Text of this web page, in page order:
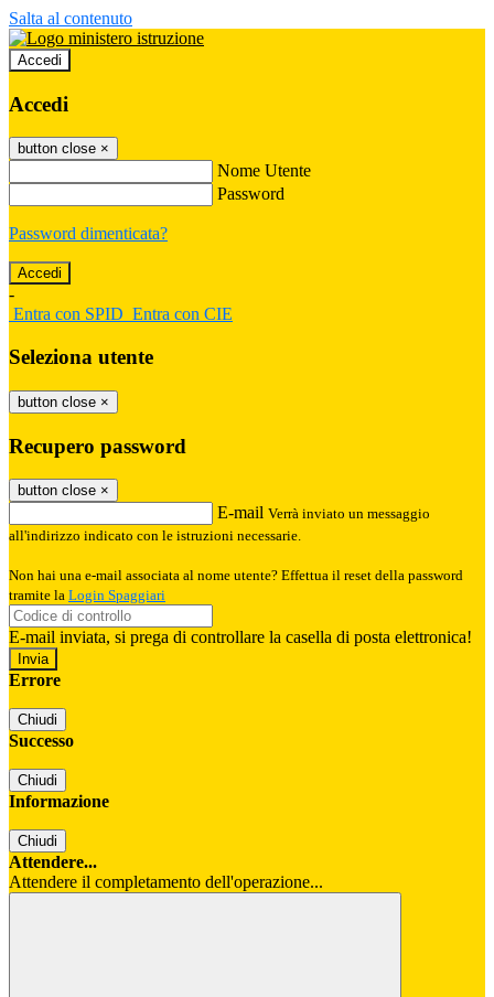
Salta al contenuto
Accedi
Accedi
button close ×
Nome Utente
Password
Password dimenticata?
-
Entra con SPID Entra con CIE
Seleziona utente
button close ×
Recupero password
button close ×
E-mail Verrà inviato un messaggio
all'indirizzo indicato con le istruzioni necessarie.
Non hai una e-mail associata al nome utente? Effettua il reset della password
tramite la Login Spaggiari
E-mail inviata, si prega di controllare la casella di posta elettronica!
Errore
Chiudi
Successo
Chiudi
Informazione
Chiudi
Attendere...
Attendere il completamento dell'operazione...